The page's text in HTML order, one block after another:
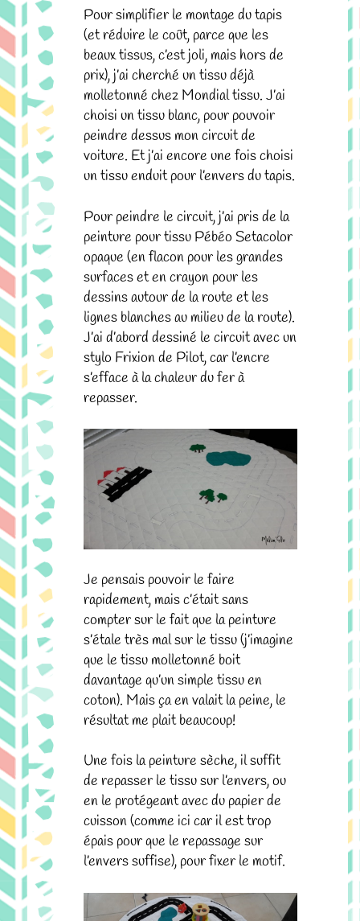
Pour simplifier le montage du tapis
(et réduire le coût, parce que les
beaux tissus, c’est joli, mais hors de
prix), j’ai cherché un tissu déjà
molletonné chez Mondial tissu. J’ai
choisi un tissu blanc, pour pouvoir
peindre dessus mon circuit de
voiture. Et j’ai encore une fois choisi
un tissu enduit pour l’envers du tapis.
Pour peindre le circuit, j’ai pris de la
peinture pour tissu Pébéo Setacolor
opaque (en flacon pour les grandes
surfaces et en crayon pour les
dessins autour de la route et les
lignes blanches au milieu de la route).
J’ai d’abord dessiné le circuit avec un
stylo Frixion de Pilot, car l’encre
s’efface à la chaleur du fer à
repasser.
Je pensais pouvoir le faire
rapidement, mais c’était sans
compter sur le fait que la peinture
s’étale très mal sur le tissu (j’imagine
que le tissu molletonné boit
davantage qu’un simple tissu en
coton). Mais ça en valait la peine, le
résultat me plait beaucoup!
Une fois la peinture sèche, il suffit
de repasser le tissu sur l’envers, ou
en le protégeant avec du papier de
cuisson (comme ici car il est trop
épais pour que le repassage sur
l’envers suffise), pour fixer le motif.